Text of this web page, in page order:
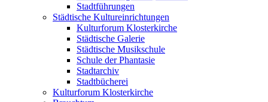
Stadtführungen
Städtische Kultureinrichtungen
Kulturforum Klosterkirche
Städtische Galerie
Städtische Musikschule
Schule der Phantasie
Stadtarchiv
Stadtbücherei
Kulturforum Klosterkirche